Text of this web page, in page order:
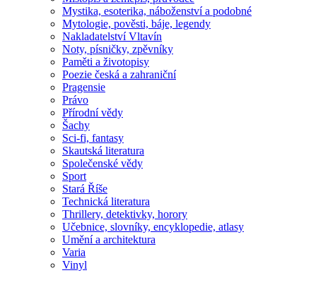
Mystika, esoterika, náboženství a podobné
Mytologie, pověsti, báje, legendy
Nakladatelství Vltavín
Noty, písničky, zpěvníky
Paměti a životopisy
Poezie česká a zahraniční
Pragensie
Právo
Přírodní vědy
Šachy
Sci-fi, fantasy
Skautská literatura
Společenské vědy
Sport
Stará Říše
Technická literatura
Thrillery, detektivky, horory
Učebnice, slovníky, encyklopedie, atlasy
Umění a architektura
Varia
Vinyl